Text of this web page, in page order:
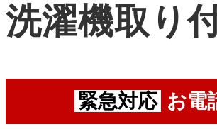
洗濯機取り
緊急対応 お電